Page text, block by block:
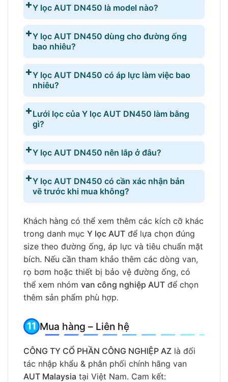
Y lọc AUT DN450 là model nào?
Y lọc AUT DN450 dùng cho đường ống
bao nhiêu?
Y lọc AUT DN450 có áp lực làm việc bao
nhiêu?
Lưới lọc của Y lọc AUT DN450 làm bằng
gì?
Y lọc AUT DN450 nên lắp ở đâu?
Y lọc AUT DN450 có cần xác nhận bản
vẽ trước khi mua không?
Khách hàng có thể xem thêm các kích cỡ khác
trong danh mục Y lọc AUT để lựa chọn đúng
size theo đường ống, áp lực và tiêu chuẩn mặt
bích. Nếu cần tham khảo thêm các dòng van,
rọ bơm hoặc thiết bị bảo vệ đường ống, có
thể xem nhóm van công nghiệp AUT để chọn
thêm sản phẩm phù hợp.
Mua hàng – Liên hệ
CÔNG TY CỔ PHẦN CÔNG NGHIỆP AZ là đối
tác nhập khẩu & phân phối chính hãng van
AUT Malaysia tại Việt Nam. Cam kết: